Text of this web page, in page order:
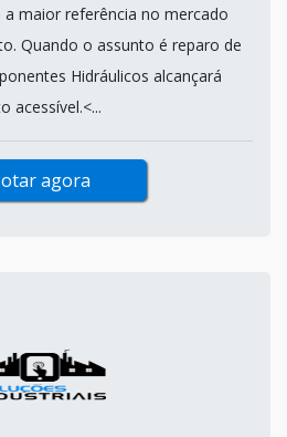
maior referência no mercado
Quando o assunto é reparo de
Hidráulicos alcançará
acessível.<...
agora